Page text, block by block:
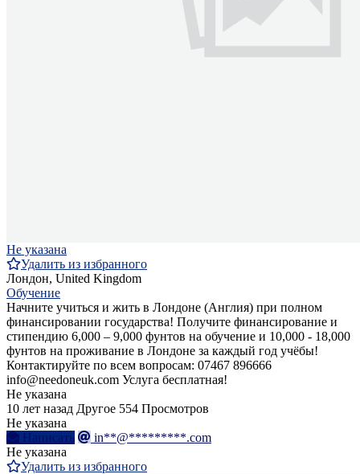
Не указана
Удалить из избранного
Лондон, United Kingdom
Обучение
Начните учиться и жить в Лондоне (Англия) при полном
финансировании государства! Получите финансирование и
стипендию 6,000 – 9,000 фунтов на обучение и 10,000 - 18,000
фунтов на проживание в Лондоне за каждый год учёбы!
Контактируйте по всем вопросам: 07467 896666
info@needoneuk.com Услуга бесплатная!
Не указана
10 лет назад Другое 554 Просмотров
Не указана
Написать
in**@*********.com
Не указана
Удалить из избранного